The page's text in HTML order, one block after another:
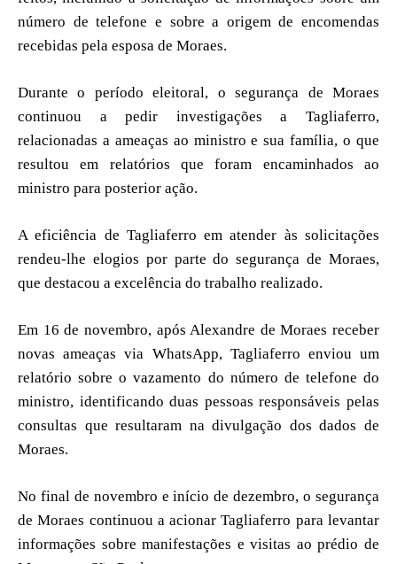
número de telefone e sobre a origem de encomendas
recebidas pela esposa de Moraes.
Durante o período eleitoral, o segurança de Moraes
continuou a pedir investigações a Tagliaferro,
relacionadas a ameaças ao ministro e sua família, o que
resultou em relatórios que foram encaminhados ao
ministro para posterior ação.
A eficiência de Tagliaferro em atender às solicitações
rendeu-lhe elogios por parte do segurança de Moraes,
que destacou a excelência do trabalho realizado.
Em 16 de novembro, após Alexandre de Moraes receber
novas ameaças via WhatsApp, Tagliaferro enviou um
relatório sobre o vazamento do número de telefone do
ministro, identificando duas pessoas responsáveis pelas
consultas que resultaram na divulgação dos dados de
Moraes.
No final de novembro e início de dezembro, o segurança
de Moraes continuou a acionar Tagliaferro para levantar
informações sobre manifestações e visitas ao prédio de